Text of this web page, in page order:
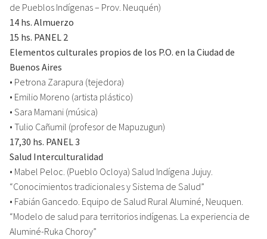
de Pueblos Indígenas – Prov. Neuquén)
14 hs. Almuerzo
15 hs. PANEL 2
Elementos culturales propios de los P.O. en la Ciudad de
Buenos Aires
• Petrona Zarapura (tejedora)
• Emilio Moreno (artista plástico)
• Sara Mamani (música)
• Tulio Cañumil (profesor de Mapuzugun)
17,30 hs. PANEL 3
Salud Interculturalidad
• Mabel Peloc. (Pueblo Ocloya) Salud Indígena Jujuy.
“Conocimientos tradicionales y Sistema de Salud”
• Fabián Gancedo. Equipo de Salud Rural Aluminé, Neuquen.
“Modelo de salud para territorios indígenas. La experiencia de
Aluminé-Ruka Choroy”